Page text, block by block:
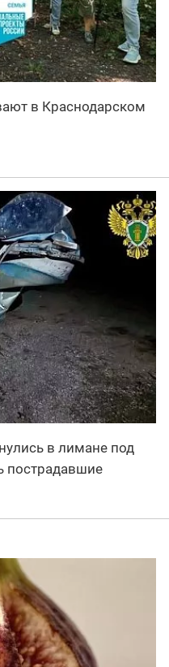
в Краснодарском
в лимане под
пострадавшие